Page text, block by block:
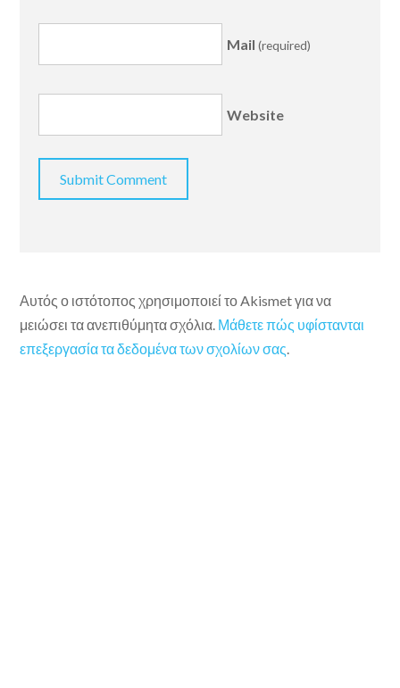
Mail (required)
Website
Αυτός ο ιστότοπος χρησιμοποιεί το Akismet για να
μειώσει τα ανεπιθύμητα σχόλια. Μάθετε πώς υφίστανται
επεξεργασία τα δεδομένα των σχολίων σας.